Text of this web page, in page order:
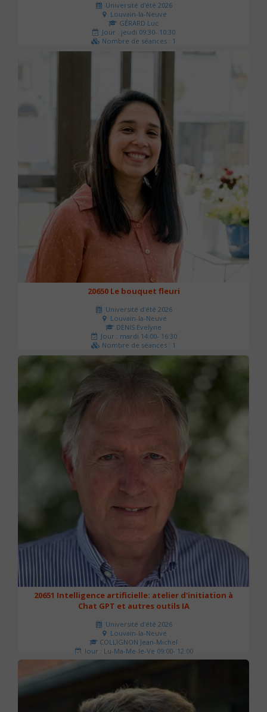
Université d'été 2026
Louvain-la-Neuve
GÉRARD Luc
Jour : jeudi 09:30- 10:30
Nombre de séances : 1
20650 Le bouquet fleuri
Université d'été 2026
Louvain-la-Neuve
DENIS Evelyne
Jour : mardi 14:00- 16:30
Nombre de séances : 1
60 €
20651 Intelligence artificielle: atelier d'initiation à
Chat GPT et autres outils IA
Université d'été 2026
Louvain-la-Neuve
COLLIGNON Jean-Michel
Jour : Lu-Ma-Me-Je-Ve 09:00- 12:00
Nombre de séances : 2